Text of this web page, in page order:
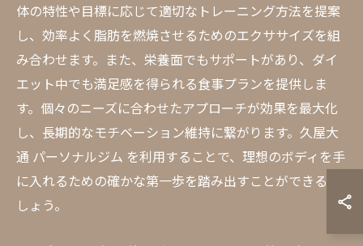
体の特性や目標に応じて適切なトレーニング方法を提案
し、効率よく脂肪を燃焼させるためのエクササイズを組
み合わせます。また、栄養面でもサポートがあり、ダイ
エット中でも満足感を得られる食事プランを提供しま
す。個々のニーズに合わせたアプローチが効果を最大化
し、長期的なモチベーション維持に繋がります。久屋大
通 パーソナルジム を利用することで、理想のボディを手
に入れるための確かな第一歩を踏み出すことができるで
しょう。